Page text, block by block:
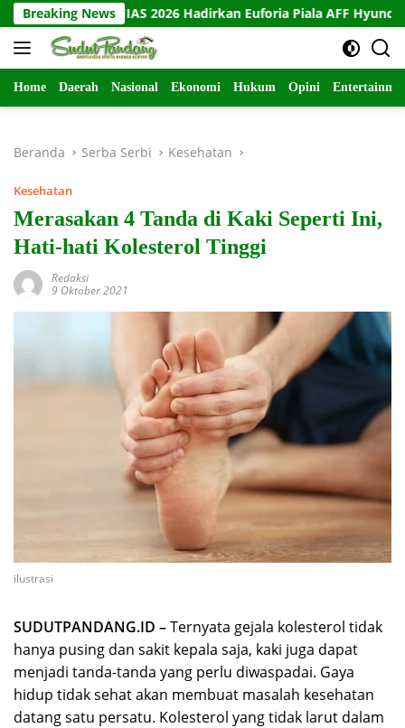
Langsung
ke
konten
Breaking News
GIIAS 2026 Hadirkan Euforia Piala AFF Hyundai Cup
Home Daerah Nasional Ekonomi Hukum Opini
Beranda Serba Serbi Kesehatan
Kesehatan
Merasakan 4 Tanda di Kaki Seperti Ini,
Hati-hati Kolesterol Tinggi
Redaksi
9 Oktober 2021
ilustrasi
SUDUTPANDANG.ID –Ternyata gejala kolesterol tidak
hanya pusing dan sakit kepala saja, kaki juga dapat
menjadi tanda-tanda yang perlu diwaspadai. Gaya
hidup tidak sehat akan membuat masalah kesehatan
datang satu persatu. Kolesterol yang tidak larut dalam